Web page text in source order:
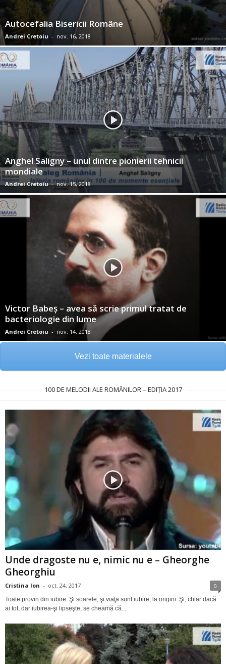
Autocefalia Bisericii Române
Andrei Cretoiu - nov. 16, 2018
Anghel Saligny – unul dintre pionierii tehnicii
mondiale
Andrei Cretoiu - nov. 15, 2018
Victor Babeș – avea să scrie primul tratat de
bacteriologie din lume
Andrei Cretoiu - nov. 14, 2018
Vezi toate materialele
100 DE MELODII ALE ROMÂNILOR – EDIȚIA 2017
Unde dragoste nu e, nimic nu e – Gheorghe
Gheorghiu
Cristina Ion - oct. 24, 2017 0
Toate provin din iubire. Şi soarele, şi viaţa sunt iubire, la origini. Şi, chiar dacă
ai tot, dar iubirea-şi lipseşte, se cheamă că...